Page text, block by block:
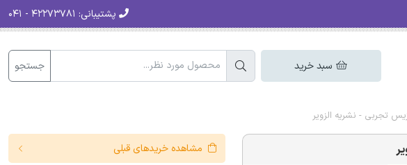
پشتیبانی:
سبد خرید جستجو
مشاهده خریدهای قبلی